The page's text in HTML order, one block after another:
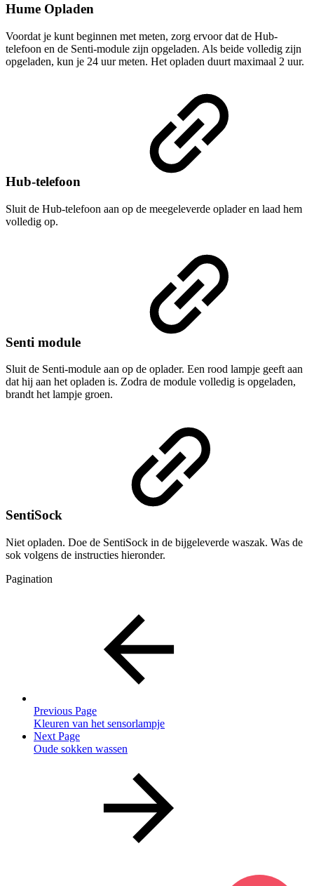
Hume Opladen
Voordat je kunt beginnen met meten, zorg ervoor dat de Hub-
telefoon en de Senti-module zijn opgeladen. Als beide volledig zijn
opgeladen, kun je 24 uur meten. Het opladen duurt maximaal 2 uur.
Hub-telefoon
Sluit de Hub-telefoon aan op de meegeleverde oplader en laad hem
volledig op.
Senti module
Sluit de Senti-module aan op de oplader. Een rood lampje geeft aan
dat hij aan het opladen is. Zodra de module volledig is opgeladen,
brandt het lampje groen.
SentiSock
Niet opladen. Doe de SentiSock in de bijgeleverde waszak. Was de
sok volgens de instructies hieronder.
Pagination
Previous Page
Kleuren van het sensorlampje
Next Page
Oude sokken wassen